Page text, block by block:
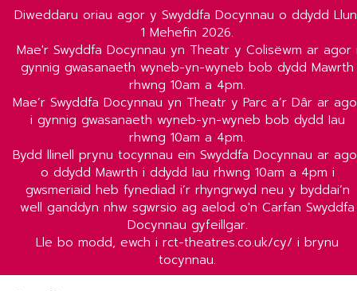
Diweddaru oriau agor y Swyddfa Docynnau o ddydd
1 Mehefin 2026.
Mae'r Swyddfa Docynnau yn Theatr y Colisëwm ar agor
gynnig gwasanaeth wyneb-yn-wyneb bob dydd Mawrth
rhwng 10am a 4pm.
Mae’r Swyddfa Docynnau yn Theatr y Parc a’r Dâr ar
i gynnig gwasanaeth wyneb-yn-wyneb bob dydd Iau
rhwng 10am a 4pm.
Bydd llinell prynu tocynnau ein Swyddfa Docynnau ar
o ddydd Mawrth i ddydd Iau rhwng 10am a 4pm i
gwsmeriaid heb fynediad i’r rhyngrwyd neu y byddai’n
well ganddyn nhw sgwrsio ag aelod o'n Carfan Swyddfa
Docynnau gyfeillgar.
Lle bo modd, ewch i rct-theatres.co.uk/cy/ i brynu
tocynnau.